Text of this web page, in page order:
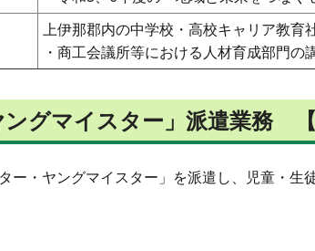
上伊那郡内の中学校・高校キャリア教育
・商工会議所等における人材育成部門の
ングマイスター」派遣業務
・ヤングマイスター」を派遣し、児童・生